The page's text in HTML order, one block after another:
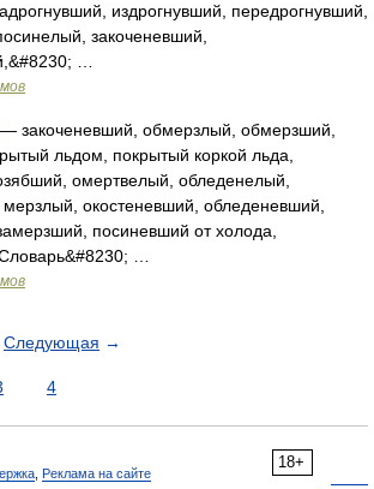
издрогнувший, передрогнувший,
закоченевший,
…
— закоченевший, обмерзлый, обмерзший,
льдом, покрытый коркой льда,
омертвелый, обледенелый,
окостеневший, обледеневший,
посиневший от холода,
…
Следующая →
4
18+
Реклама на сайте